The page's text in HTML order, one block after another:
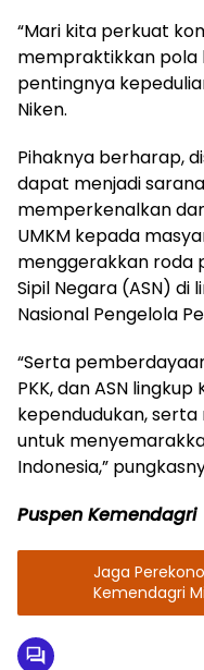
“Mari kita perkuat
mempraktikkan pola
pentingnya
Niken.
Pihaknya berharap,
dapat menjadi
memperkenalkan
UMKM kepada
menggerakkan roda
Sipil Negara (ASN) di
Nasional Pengelola
“Serta
PKK, dan ASN
kependudukan,
untuk
Indonesia,”
Puspen Kemendagri
Jaga
Kemendagri
Realisasi APBD